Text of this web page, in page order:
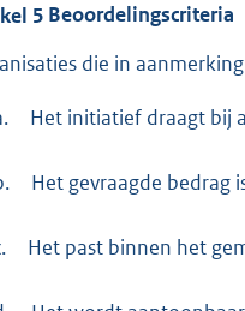
5 Beoordelingscriteria
die in
Het initiatief draagt bij
Het gevraagde bedrag
Het past binnen het